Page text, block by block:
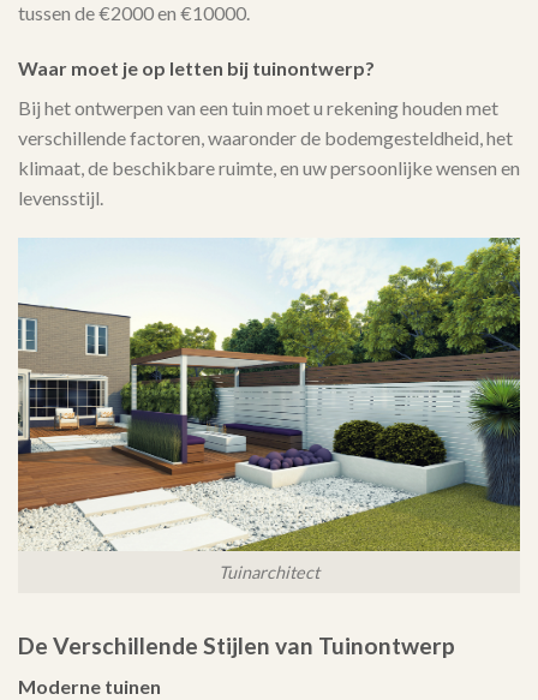
tussen de €2000 en €10000.
Waar moet je op letten bij tuinontwerp?
Bij het ontwerpen van een tuin moet u rekening houden met
verschillende factoren, waaronder de bodemgesteldheid, het
klimaat, de beschikbare ruimte, en uw persoonlijke wensen en
levensstijl.
Tuinarchitect
De Verschillende Stijlen van Tuinontwerp
Moderne tuinen